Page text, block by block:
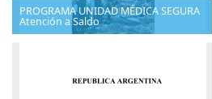
PROGRAMA UNIDAD MÉDICA SEGURA
Atención a Saldo